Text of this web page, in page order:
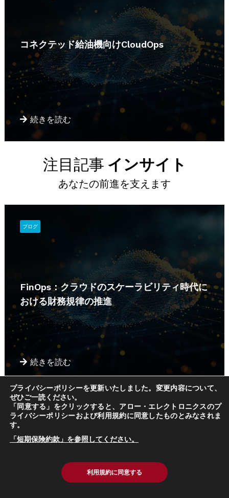
コネクテッド給油機向けCloudOps
続きを読む
注目記事 インサイト
あなたの前進を支えます
FinOps：クラウドのスケーラビリティ時代に
おける財務規律の推進
続きを読む
ブログ
マイクロサービスアーキテクチャにおける12
ブログ
プライバシーポリシーを更新いたしました。変更内容について、
ぜひご一読ください。
「同意する」をクリックすると、アロー・エレクトロニクスのプ
ライバシーポリシーおよび利用規約に同意したものとみなされま
す。
「短期保険約款」を参照してください。
利用規約に同意する